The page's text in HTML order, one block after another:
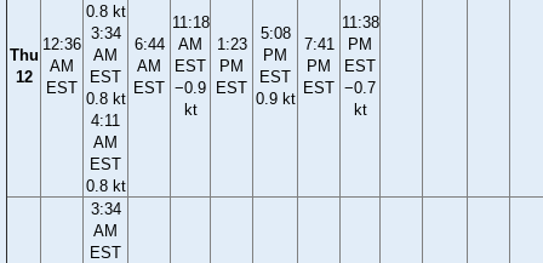
Thu
12
12:36
AM
EST
0.8 kt
3:34
AM
EST
0.8 kt
4:11
AM
EST
0.8 kt
6:44
AM
EST
11:18
AM
EST
−0.9
kt
1:23
PM
EST
5:08
PM
EST
0.9 kt
7:41
PM
EST
11:38
PM
EST
−0.7
kt
3:34
AM
EST